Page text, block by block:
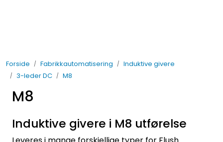
Forside Fabrikkautomatisering
Induktive givere
3-leder DC
M8
M8
Induktive givere i M8 utførelse
Fabrikkautomatisering
Prosessautomatisering
Kontakt oss